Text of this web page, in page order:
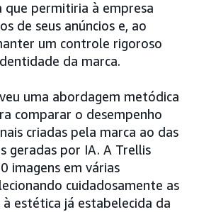
que permitiria à empresa
de seus anúncios e, ao
um controle rigoroso
da marca.
uma abordagem metódica
comparar o desempenho
criadas pela marca ao das
geradas por IA. A Trellis
imagens em várias
cuidadosamente as
à estética já estabelecida da